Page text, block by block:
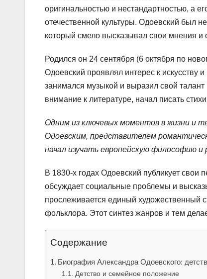
оригинальностью и нестандартностью, а
отечественной культуры. Одоевский был
который смело высказывал свои мнения и
Родился он 24 сентября (6 октября по
Одоевский проявлял интерес к искусству
занимался музыкой и выразил свой
внимание к литературе, начал писать стихи
Одним из ключевых моментов в жизни и
Одоевским, представителем
начал изучать европейскую философию и
В 1830-х годах Одоевский публикует
обсуждает социальные проблемы и
прослеживается единый художественный
фольклора. Этот синтез жанров и тем
Содержание
Биография Александра Одоевского:
Детство и семейное положение